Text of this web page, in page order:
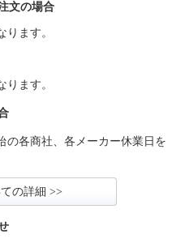
文の場合
ります。
ります。
の各商社、各メーカー休業日を
の詳細 >>